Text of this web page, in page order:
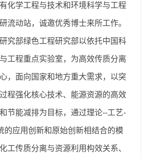
化学工程与技术和环境科学与工程
流动站，诚邀优秀博士来所工作。
究部绿色工程研究部以依托中国科
工程重点实验室，为高效传质分离
，面向国家和地方重大需求，以突
程强化核心技术、能源资源的高效
节能减排为目标，通过理论--工艺-
的应用创新和原始创新相结合的模
工传质分离与资源利用构效关系、